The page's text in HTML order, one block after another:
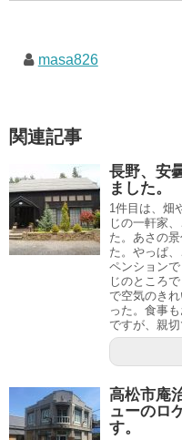
masa826
関連記事
長野、安
ました。
1件目は、畑
じの一軒家
た。あさの
た。やっぱ
ペンション
じのところ
で空気のき
った。食事
ですが、親切
高松市庵
ューのロ
す。